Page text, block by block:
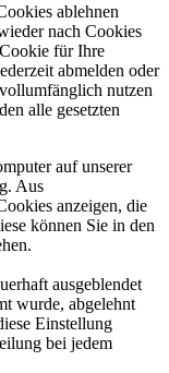
ablehnen
nach Cookies
für Ihre
abmelden oder
nutzen
alle gesetzten
auf unserer
Aus
anzeigen, die
können Sie in den
ausgeblendet
wurde, abgelehnt
Einstellung
bei jedem